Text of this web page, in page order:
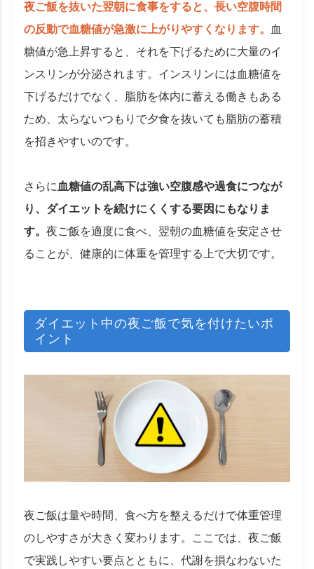
夜ご飯を抜いた翌朝に食事をすると、長い空腹時間
の反動で血糖値が急激に上がりやすくなります。 血
糖値が急上昇すると、それを下げるために大量のイ
ンスリンが分泌されます。インスリンには血糖値を
下げるだけでなく、脂肪を体内に蓄える働きもある
ため、太らないつもりで夕食を抜いても脂肪の蓄積
を招きやすいのです。
さらに 血糖値の乱高下は強い空腹感や過食につなが
り、ダイエットを続けにくくする要因にもなりま
す。夜ご飯を適度に食べ、翌朝の血糖値を安定させ
ることが、健康的に体重を管理する上で大切です。
ダイエット中の夜ご飯で気を付けたいポ
イント
夜ご飯は量や時間、食べ方を整えるだけで体重管理
のしやすさが大きく変わります。ここでは、夜ご飯
で実践しやすい要点とともに、代謝を損なわないた